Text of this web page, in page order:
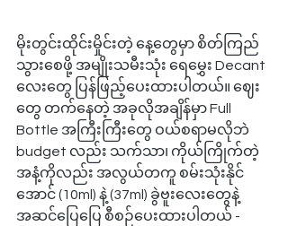
မိုးတွင်းထိုင်းမှိုင်းတဲ့ နေ့တွေမှာ စိတ်ကြည်
သွားစေဖို့ အမျိုးသမီးသုံး ရေမွှေး Decant
လေးတွေ ပြန်ဖြည့်ပေးထားပါတယ်။ ဈေး
တွေ တက်နေတဲ့ အခုလိုအချိန်မှာ Full
Bottle အကြီးကြီးတွေ ဝယ်စရာမလိုဘဲ
budget လည်း သက်သာ၊ ကိုယ်ကြိုက်တဲ့
အနံ့ကိုလည်း အလွယ်တကူ စမ်းသုံးနိုင်
အောင် (10ml) နဲ့ (37ml) ခွဲဗူးလေးတွေနဲ့
အဆင်ပြေပြေ စီစဉ်ပေးထားပါတယ် -